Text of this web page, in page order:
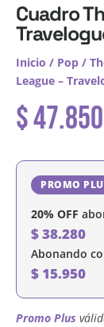
Cuadro
Inicio / Pop /
League –
$47.850
PROMO
20% OFF
$38.280
Abonando
$ 15.950
Promo Plus